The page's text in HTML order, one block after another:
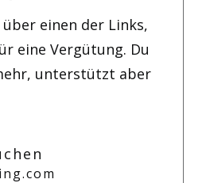
einen der Links,
eine Vergütung. Du
unterstützt aber